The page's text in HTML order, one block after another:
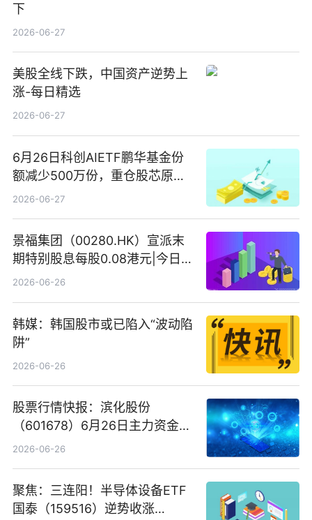
下
2026-06-27
美股全线下跌，中国资产逆势上
涨-每日精选
2026-06-27
6月26日科创AIETF鹏华基金份
额减少500万份，重仓股芯原股
份、寒武纪、澜起科技 观速讯
2026-06-27
景福集团（00280.HK）宣派末
期特别股息每股0.08港元|今日快
看
2026-06-26
韩媒：韩国股市或已陷入“波动陷
阱”
2026-06-26
股票行情快报：滨化股份
（601678）6月26日主力资金净
卖出5964.34万元
2026-06-26
聚焦：三连阳！半导体设备ETF
国泰（159516）逆势收涨